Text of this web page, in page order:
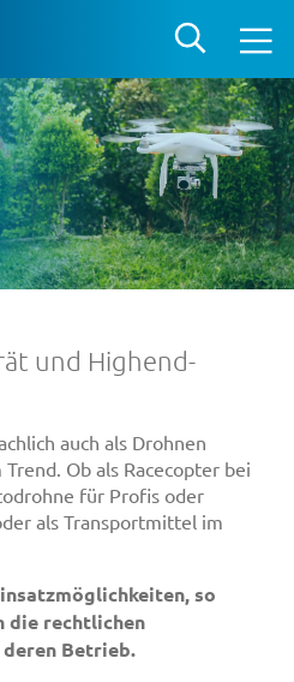
und Highend-
auch als Drohnen
Ob als Racecopter bei
für Profis oder
als Transportmittel im
so
die rechtlichen
Betrieb.